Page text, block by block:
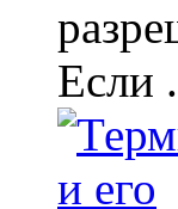
Если